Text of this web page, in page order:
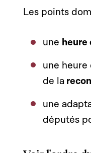
Les points
une heure
une
de la
une
députés